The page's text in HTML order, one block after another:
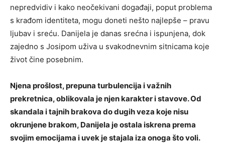
nepredvidiv i kako neočekivani događaji, poput problema
s krađom identiteta, mogu doneti nešto najlepše – pravu
ljubav i sreću. Danijela je danas srećna i ispunjena, dok
zajedno s Josipom uživa u svakodnevnim sitnicama koje
život čine posebnim.
Njena prošlost, prepuna turbulencija i važnih
prekretnica, oblikovala je njen karakter i stavove. Od
skandala i tajnih brakova do dugih veza koje nisu
okrunjene brakom, Danijela je ostala iskrena prema
svojim emocijama i uvek je stajala iza onoga što voli.